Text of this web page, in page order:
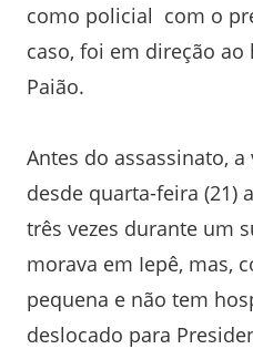
como policial com o
caso, foi em direção
Paião.
Antes do assassinato,
desde quarta-feira (21)
três vezes durante um
morava em Iepê, mas,
pequena e não tem
deslocado para